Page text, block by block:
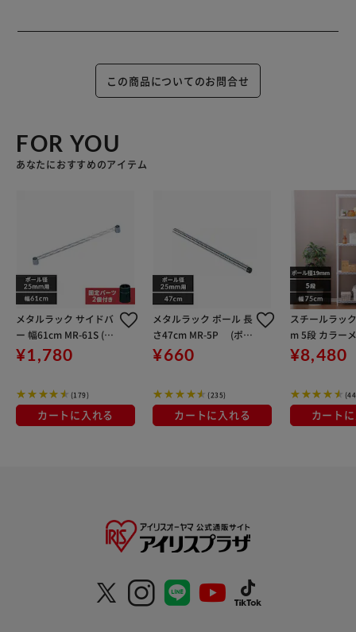
この商品についてのお問合せ
FOR YOU
あなたにおすすめのアイテム
メタルラック サイドバ
ー 幅61cm MR-61S (ポ
ール直径25mm)
¥1,780
(179)
カートに入れる
メタルラック ポール 長
さ47cm MR-5P (ポー
ル直径25mm)
¥660
(235)
カートに入れる
スチールラッ
m 5段 カラー
ック ハイタイ
75185 ホワイ
¥8,480
カート